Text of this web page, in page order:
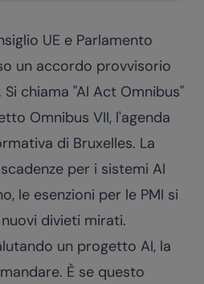
UE e Parlamento
un accordo provvisorio
chiama "AI Act Omnibus"
Omnibus VII, l'agenda
di Bruxelles. La
per i sistemi AI
le esenzioni per le PMI si
divieti mirati.
un progetto AI, la
È se questo